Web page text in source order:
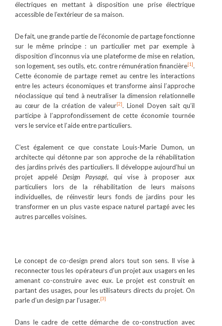
électriques en mettant à disposition une prise électrique
accessible de l’extérieur de sa maison.
De fait, une grande partie de l’économie de partage fonctionne
sur le même principe : un particulier met par exemple à
disposition d’inconnus via une plateforme de mise en relation,
son logement, ses outils, etc. contre rémunération financière[1].
Cette économie de partage remet au centre les interactions
entre les acteurs économiques et transforme ainsi l’approche
néoclassique qui tend à neutraliser la dimension relationnelle
au cœur de la création de valeur[2]. Lionel Doyen sait qu’il
participe à l’approfondissement de cette économie tournée
vers le service et l’aide entre particuliers.
C’est également ce que constate Louis-Marie Dumon, un
architecte qui détonne par son approche de la réhabilitation
des jardins privés des particuliers. Il développe aujourd’hui un
projet appelé Design Paysagé, qui vise à proposer aux
particuliers lors de la réhabilitation de leurs maisons
individuelles, de réinvestir leurs fonds de jardins pour les
transformer en un plus vaste espace naturel partagé avec les
autres parcelles voisines.
Le concept de co-design prend alors tout son sens. Il vise à
reconnecter tous les opérateurs d’un projet aux usagers en les
amenant co-construire avec eux. Le projet est construit en
partant des usages, pour les utilisateurs directs du projet. On
parle d’un design par l’usager.[3]
Dans le cadre de cette démarche de co-construction avec